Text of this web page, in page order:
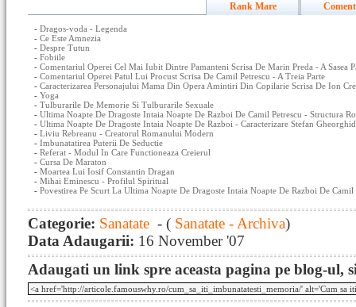
Rank Mare
- Dragos-voda - Legenda
- Ce Este Amnezia
- Despre Tutun
- Fobiile
- Comentariul Operei Cel Mai Iubit Dintre Pamanteni Scrisa De Marin Preda - A Sasea
- Comentariul Operei Patul Lui Procust Scrisa De Camil Petrescu - A Treia Parte
- Caracterizarea Personajului Mama Din Opera Amintiri Din Copilarie Scrisa De Ion
- Yoga
- Tulburarile De Memorie Si Tulburarile Sexuale
- Ultima Noapte De Dragoste Intaia Noapte De Razboi De Camil Petrescu - Structura
- Ultima Noapte De Dragoste Intaia Noapte De Razboi - Caracterizare Stefan
- Liviu Rebreanu - Creatorul Romanului Modern
- Imbunatatirea Puterii De Seductie
- Referat - Modul In Care Functioneaza Creierul
- Cursa De Maraton
- Moartea Lui Iosif Constantin Dragan
- Mihai Eminescu - Profilul Spiritual
- Povestirea Pe Scurt La Ultima Noapte De Dragoste Intaia Noapte De Razboi De Camil
Categorie: Sanatate - ( Sanatate - Archiva)
Data Adaugarii: 16 November '07
Adaugati un link spre aceasta pagina pe blog-ul,